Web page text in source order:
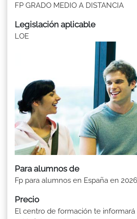
FP GRADO MEDIO A DISTANCIA
Legislación aplicable
LOE
Para alumnos de
Fp para alumnos en España en 2026
Precio
El centro de formación te